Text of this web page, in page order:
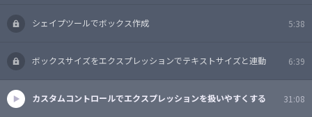
シェイプツールでボックス作成 5:38
ボックスサイズをエクスプレッションでテキストサイズと連動 6:39
カスタムコントロールでエクスプレッションを扱いやすくする 31:08